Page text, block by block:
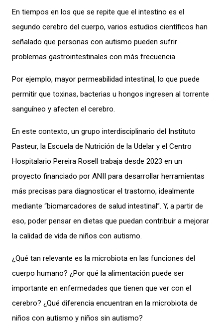
En tiempos en los que se repite que el intestino es el
segundo cerebro del cuerpo, varios estudios científicos han
señalado que personas con autismo pueden sufrir
problemas gastrointestinales con más frecuencia.
Por ejemplo, mayor permeabilidad intestinal, lo que puede
permitir que toxinas, bacterias u hongos ingresen al torrente
sanguíneo y afecten el cerebro.
En este contexto, un grupo interdisciplinario del Instituto
Pasteur, la Escuela de Nutrición de la Udelar y el Centro
Hospitalario Pereira Rosell trabaja desde 2023 en un
proyecto financiado por ANII para desarrollar herramientas
más precisas para diagnosticar el trastorno, idealmente
mediante “biomarcadores de salud intestinal”. Y, a partir de
eso, poder pensar en dietas que puedan contribuir a mejorar
la calidad de vida de niños con autismo.
¿Qué tan relevante es la microbiota en las funciones del
cuerpo humano? ¿Por qué la alimentación puede ser
importante en enfermedades que tienen que ver con el
cerebro? ¿Qué diferencia encuentran en la microbiota de
niños con autismo y niños sin autismo?